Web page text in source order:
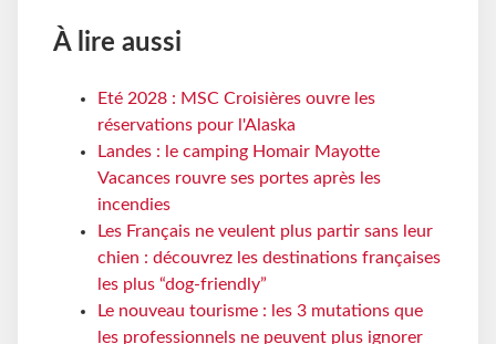
À lire aussi
Eté 2028 : MSC Croisières ouvre les
réservations pour l'Alaska
Landes : le camping Homair Mayotte
Vacances rouvre ses portes après les
incendies
Les Français ne veulent plus partir sans leur
chien : découvrez les destinations françaises
les plus “dog-friendly”
Le nouveau tourisme : les 3 mutations que
les professionnels ne peuvent plus ignorer